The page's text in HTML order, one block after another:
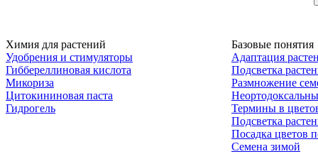
Химия для растений
Удобрения и стимуляторы
Гиббереллиновая кислота
Микориза
Цитокининовая паста
Гидрогель
Базовые понятия
Адаптация
Подсветка
Размножение
Термины в
Подсветка
Посадка цветов
Семена зимой